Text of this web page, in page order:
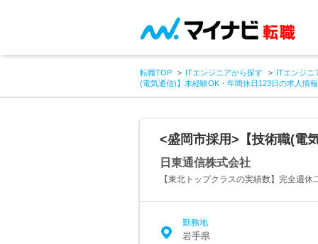
転職TOP ITエンジニアから探す
ITエンジニ
(電気通信)】未経験OK・年間休日123日の求人情報
<盛岡市採用>【技術職(電
日東通信株式会社
【東北トップクラスの実績数】完全週
勤務地
岩手県